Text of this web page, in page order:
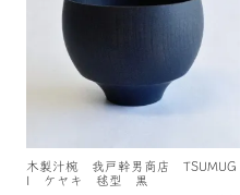
木製汁椀 我戸幹男商店 TSUMUG
I ケヤキ 毬型 黒